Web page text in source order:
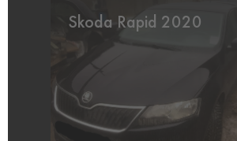
Skoda Rapid 2020